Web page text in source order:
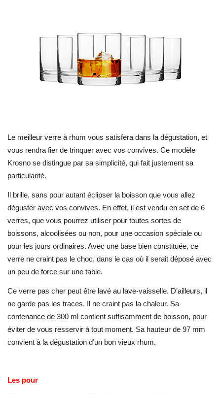
Le meilleur verre à rhum vous satisfera dans la dégustation, et
vous rendra fier de trinquer avec vos convives. Ce modèle
Krosno se distingue par sa simplicité, qui fait justement sa
particularité.
Il brille, sans pour autant éclipser la boisson que vous allez
déguster avec vos convives. En effet, il est vendu en set de 6
verres, que vous pourrez utiliser pour toutes sortes de
boissons, alcoolisées ou non, pour une occasion spéciale ou
pour les jours ordinaires. Avec une base bien constituée, ce
verre ne craint pas le choc, dans le cas où il serait déposé avec
un peu de force sur une table.
Ce verre pas cher peut être lavé au lave-vaisselle. D’ailleurs, il
ne garde pas les traces. Il ne craint pas la chaleur. Sa
contenance de 300 ml contient suffisamment de boisson, pour
éviter de vous resservir à tout moment. Sa hauteur de 97 mm
convient à la dégustation d’un bon vieux rhum.
Les pour